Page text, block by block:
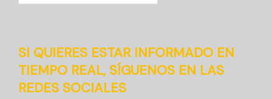
SI QUIERES ESTAR INFORMADO EN
TIEMPO REAL, SÍGUENOS EN LAS
REDES SOCIALES